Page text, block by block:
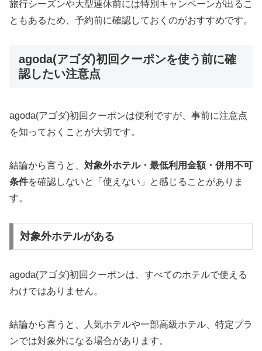
旅行シーズンや大型連休前には特別キャンペーンが出るこ
ともあるため、予約前に確認しておくのがおすすめです。
agoda(アゴダ)初回クーポンを使う前に確
認したい注意点
agoda(アゴダ)初回クーポンは便利ですが、事前に注意点
を知っておくことが大切です。
結論から言うと、 対象外ホテル・最低利用金額・併用不可
条件を確認しないと「使えない」と感じることがありま
す。
対象外ホテルがある
agoda(アゴダ)初回クーポンは、すべてのホテルで使える
わけではありません。
結論から言うと、人気ホテルや一部高級ホテル、特定プラ
ンでは対象外になる場合があります。